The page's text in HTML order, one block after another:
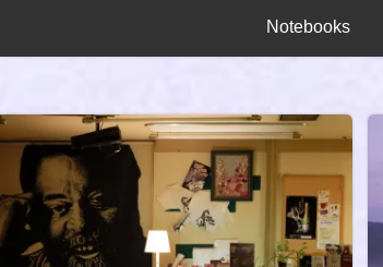
Notebooks